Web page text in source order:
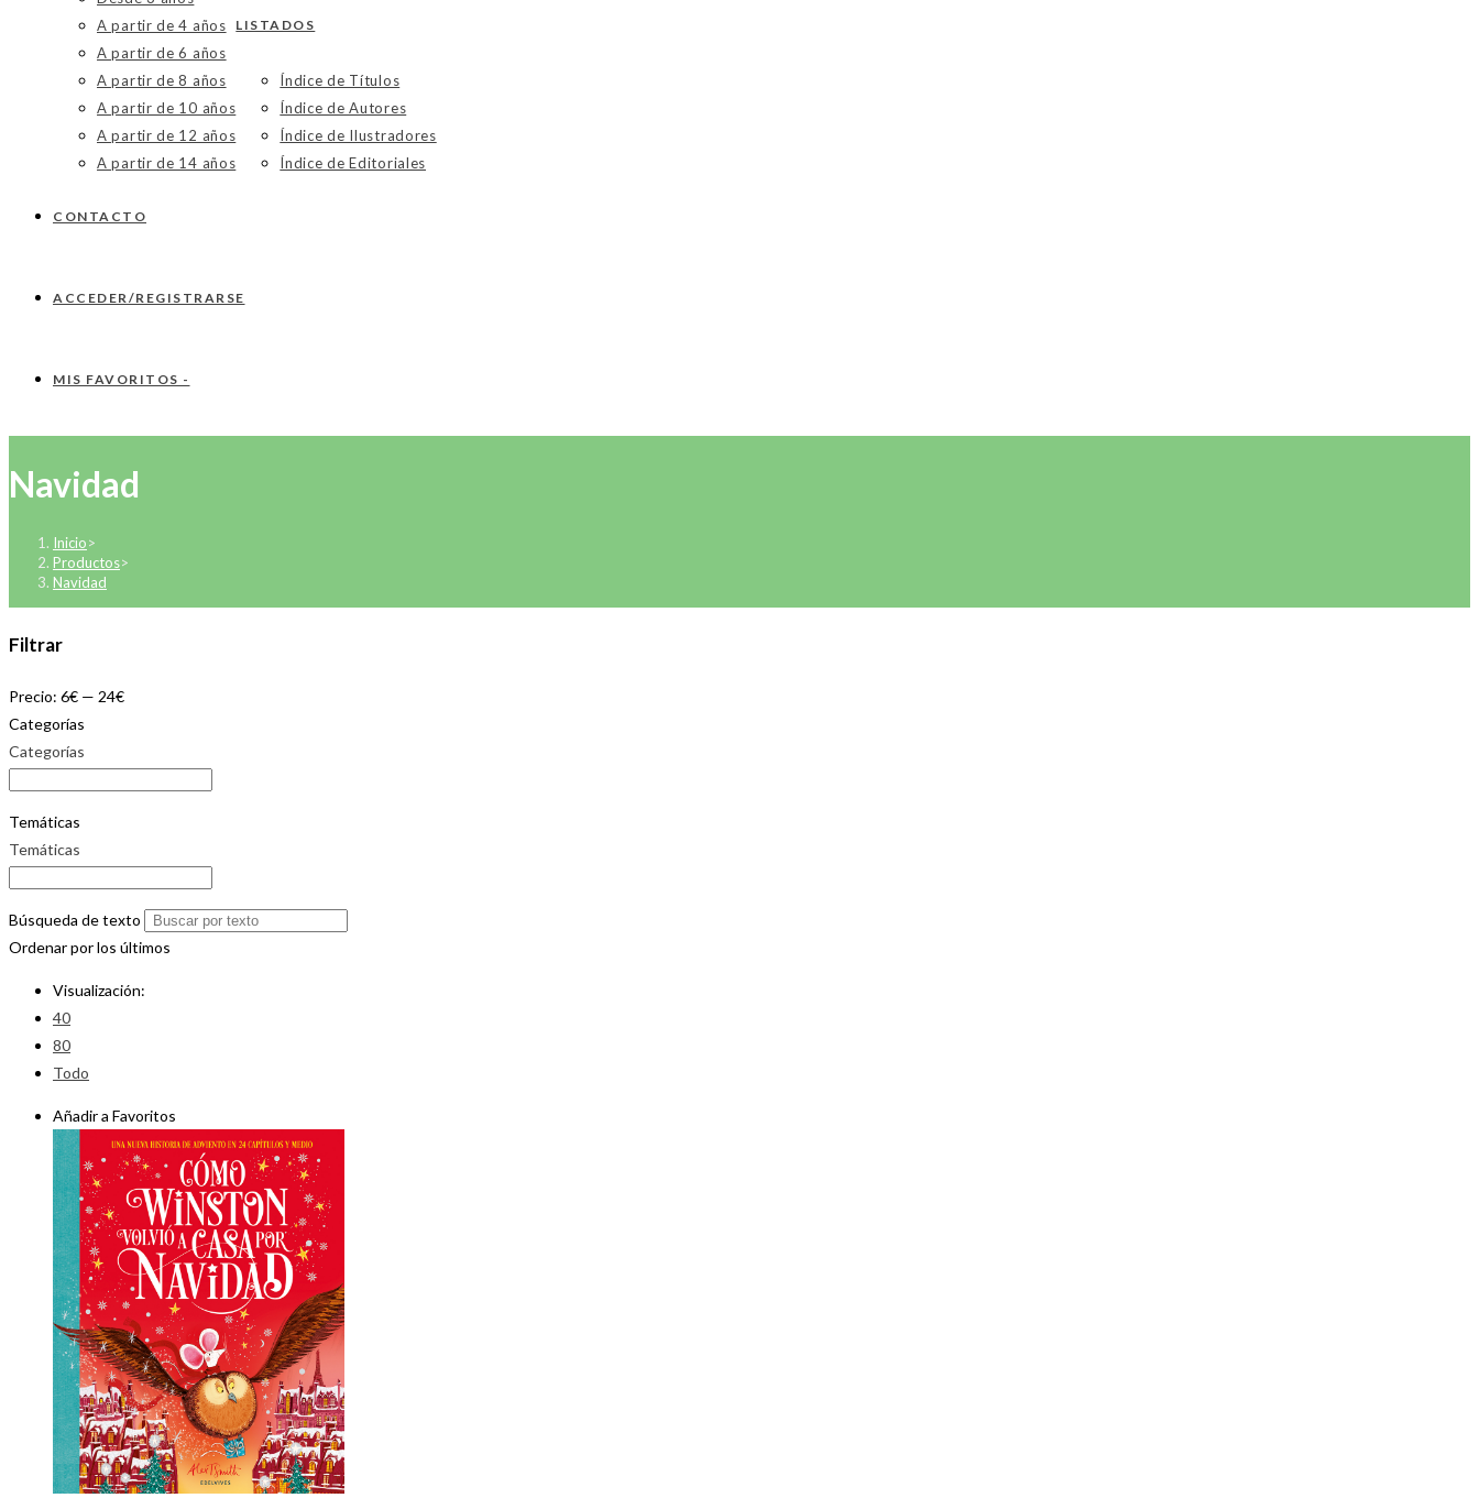
A partir de 4 años
A partir de 6 años
A partir de 8 años
A partir de 10 años
A partir de 12 años
A partir de 14 años
LISTADOS
Índice de Títulos
Índice de Autores
Índice de Ilustradores
Índice de Editoriales
CONTACTO
ACCEDER/REGISTRARSE
MIS FAVORITOS -
Navidad
Inicio>
Productos>
Navidad
Filtrar
Precio: 6€ — 24€
Categorías
Categorías
Temáticas
Temáticas
Búsqueda de texto
Ordenar por los últimos
Visualización:
40
80
Todo
Añadir a Favoritos